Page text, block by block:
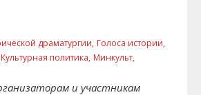
драматургии, Голоса истории,
политика, Минкульт,
и участникам